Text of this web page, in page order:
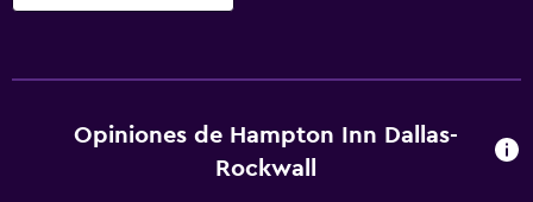
Mascotas permitidas bajo consulta (pueden aplicar cargos
Accesibilidad
Opiniones de Hampton Inn Dallas-
Rockwall